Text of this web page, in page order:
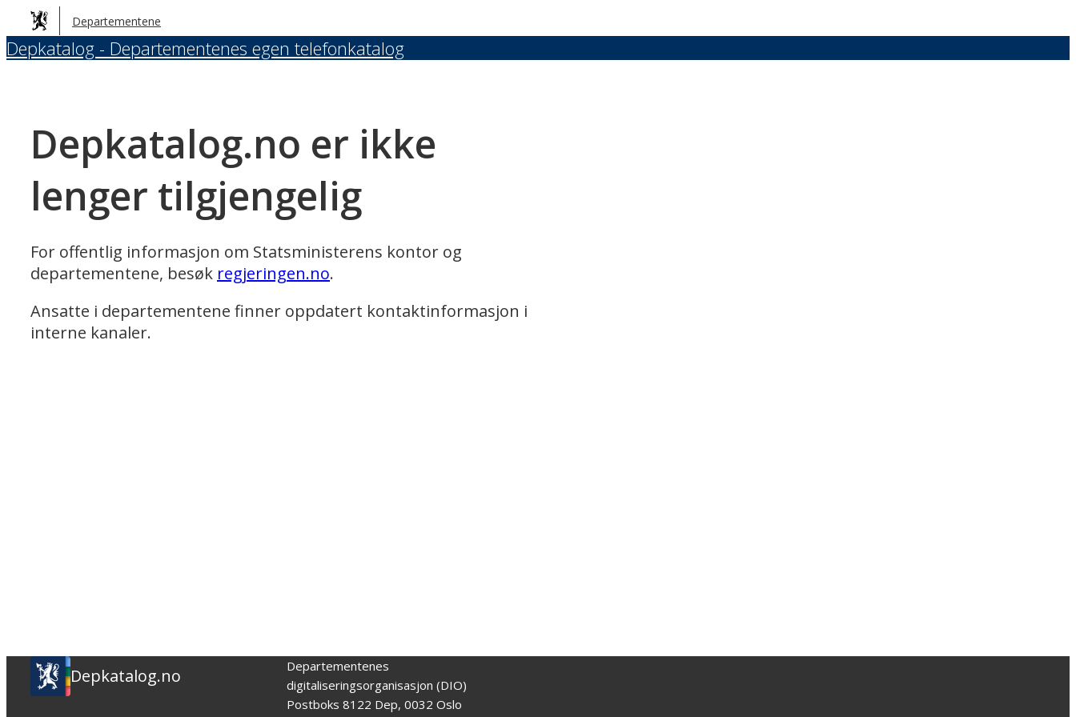
Hopp
til
hovedinnhold
Departementene
Depkatalog - Departementenes egen telefonkatalog
Depkatalog.no er ikke
lenger tilgjengelig
For offentlig informasjon om Statsministerens kontor og
departementene, besøk regjeringen.no.
Ansatte i departementene finner oppdatert kontaktinformasjon i
interne kanaler.
Depkatalog.no
Departementenes
digitaliseringsorganisasjon (DIO)
Postboks 8122 Dep, 0032 Oslo